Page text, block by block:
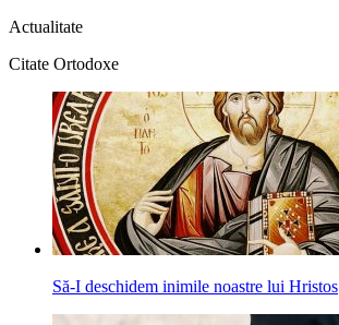
Actualitate
Citate Ortodoxe
Să-I deschidem inimile noastre lui Hristos